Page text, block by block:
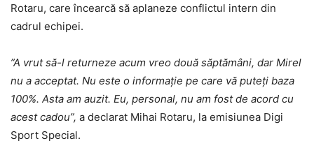
Rotaru, care încearcă să aplaneze conflictul intern din
cadrul echipei.
”A vrut să-l returneze acum vreo două săptămâni, dar Mirel
nu a acceptat. Nu este o informație pe care vă puteți baza
100%. Asta am auzit. Eu, personal, nu am fost de acord cu
acest cadou”, a declarat Mihai Rotaru, la emisiunea Digi
Sport Special.